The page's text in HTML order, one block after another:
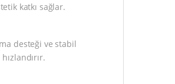
katkı sağlar.
desteği ve stabil